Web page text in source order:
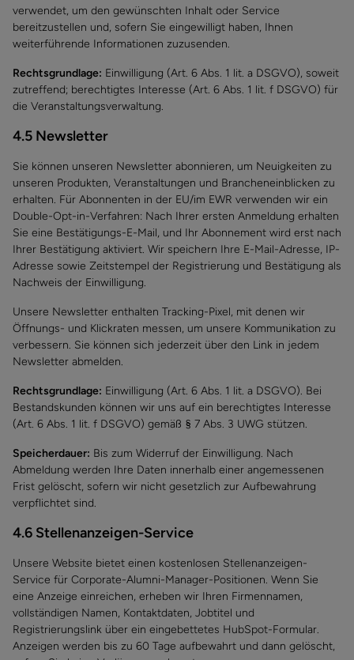
verwendet, um den gewünschten Inhalt oder Service
bereitzustellen und, sofern Sie eingewilligt haben, Ihnen
weiterführende Informationen zuzusenden.
Rechtsgrundlage: Einwilligung (Art. 6 Abs. 1 lit. a DSGVO), soweit
zutreffend; berechtigtes Interesse (Art. 6 Abs. 1 lit. f DSGVO) für
die Veranstaltungsverwaltung.
4.5 Newsletter
Sie können unseren Newsletter abonnieren, um Neuigkeiten zu
unseren Produkten, Veranstaltungen und Brancheneinblicken zu
erhalten. Für Abonnenten in der EU/im EWR verwenden wir ein
Double-Opt-in-Verfahren: Nach Ihrer ersten Anmeldung erhalten
Sie eine Bestätigungs-E-Mail, und Ihr Abonnement wird erst nach
Ihrer Bestätigung aktiviert. Wir speichern Ihre E-Mail-Adresse, IP-
Adresse sowie Zeitstempel der Registrierung und Bestätigung als
Nachweis der Einwilligung.
Unsere Newsletter enthalten Tracking-Pixel, mit denen wir
Öffnungs- und Klickraten messen, um unsere Kommunikation zu
verbessern. Sie können sich jederzeit über den Link in jedem
Newsletter abmelden.
Rechtsgrundlage: Einwilligung (Art. 6 Abs. 1 lit. a DSGVO). Bei
Bestandskunden können wir uns auf ein berechtigtes Interesse
(Art. 6 Abs. 1 lit. f DSGVO) gemäß § 7 Abs. 3 UWG stützen.
Speicherdauer: Bis zum Widerruf der Einwilligung. Nach
Abmeldung werden Ihre Daten innerhalb einer angemessenen
Frist gelöscht, sofern wir nicht gesetzlich zur Aufbewahrung
verpflichtet sind.
4.6 Stellenanzeigen-Service
Unsere Website bietet einen kostenlosen Stellenanzeigen-
Service für Corporate-Alumni-Manager-Positionen. Wenn Sie
eine Anzeige einreichen, erheben wir Ihren Firmennamen,
vollständigen Namen, Kontaktdaten, Jobtitel und
Registrierungslink über ein eingebettetes HubSpot-Formular.
Anzeigen werden bis zu 60 Tage aufbewahrt und dann gelöscht,